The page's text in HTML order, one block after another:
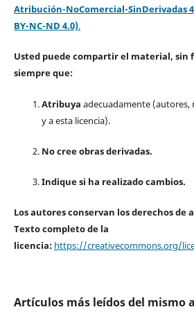
Atribución-NoComercial-SinDerivadas
BY-NC-ND 4.0).
Usted puede compartir el material, sin
siempre que:
Atribuya adecuadamente (autores,
y a esta licencia).
No cree obras derivadas.
Indique si ha realizado cambios.
Los autores conservan los derechos de
Texto completo de la
licencia: https://creativecommons.org/
Artículos más leídos del mismo